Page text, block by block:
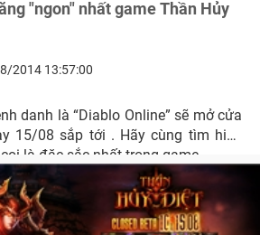
"ngon" nhất game Thần Hủy
2014 13:57:00
danh là “Diablo Online” sẽ mở cửa
15/08 sắp tới . Hãy cùng tìm hiểu
là đặc sắc nhất trong game.